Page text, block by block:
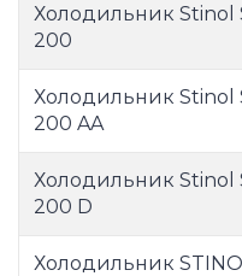
Холодильник Stinol
200
Холодильник Stinol
200 AA
Холодильник Stinol
200 D
Холодильник